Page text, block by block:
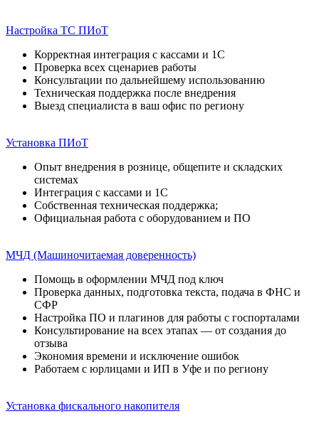
Настройка ТС ПИоТ
Корректная интеграция с кассами и 1С
Проверка всех сценариев работы
Консультации по дальнейшему использованию
Техническая поддержка после внедрения
Выезд специалиста в ваш офис по региону
Установка ПИоТ
Опыт внедрения в рознице, общепите и складских
системах
Интеграция с кассами и 1С
Собственная техническая поддержка;
Официальная работа с оборудованием и ПО
МЧД (Машиночитаемая доверенность)
Помощь в оформлении МЧД под ключ
Проверка данных, подготовка текста, подача в ФНС и
СФР
Настройка ПО и плагинов для работы с госпорталами
Консультирование на всех этапах — от создания до
отзыва
Экономия времени и исключение ошибок
Работаем с юрлицами и ИП в Уфе и по региону
Установка фискального накопителя